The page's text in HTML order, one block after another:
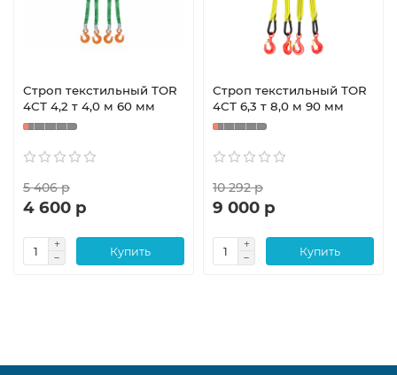
Строп текстильный TOR
4СТ 4,2 т 4,0 м 60 мм
5 406 р
4 600 р
Купить
Строп текстильный TOR
4СТ 6,3 т 8,0 м 90 мм
10 292 р
9 000 р
Купить